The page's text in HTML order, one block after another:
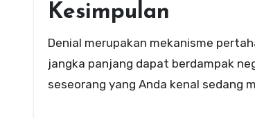
Kesimpulan
Denial merupakan mekanisme
jangka panjang dapat berdampak
seseorang yang Anda kenal sedang